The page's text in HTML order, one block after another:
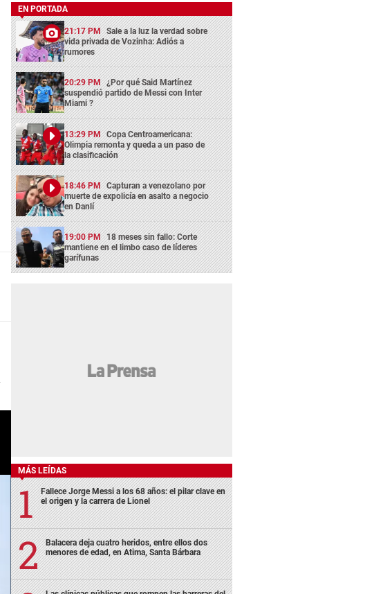
EN PORTADA
21:17 PM Sale a la luz la verdad sobre
vida privada de Vozinha: Adiós a
rumores
20:29 PM ¿Por qué Said Martínez
suspendió partido de Messi con Inter
Miami ?
13:29 PM Copa Centroamericana:
Olimpia remonta y queda a un paso de
la clasificación
18:46 PM Capturan a venezolano por
muerte de expolicía en asalto a negocio
en Danlí
19:00 PM 18 meses sin fallo: Corte
mantiene en el limbo caso de líderes
garífunas
MÁS LEÍDAS
Fallece Jorge Messi a los 68 años: el pilar clave en
el origen y la carrera de Lionel
Balacera deja cuatro heridos, entre ellos dos
menores de edad, en Atima, Santa Bárbara